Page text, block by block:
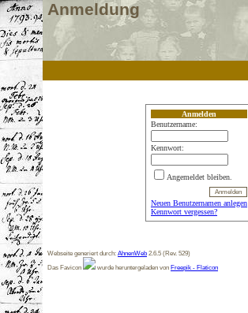
Anmeldung
Anmelden
Benutzername:
Kennwort:
Angemeldet bleiben.
Neuen Benutzernamen anlegen
Kennwort vergessen?
Webseite generiert durch: AhnenWeb 2.6.5 (Rev. 529)
Das Favicon
wurde heruntergeladen von Freepik - Flaticon